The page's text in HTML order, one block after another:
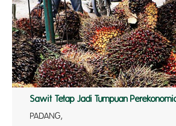
Sawit Tetap Jadi Tumpuan
PADANG,